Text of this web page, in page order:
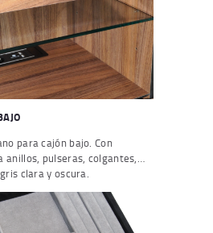
para cajón bajo. Con
anillos, pulseras, colgantes,…
clara y oscura.